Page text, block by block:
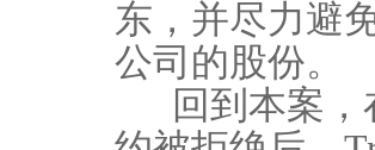
东，并尽力避
公司的股份。
回到本案，